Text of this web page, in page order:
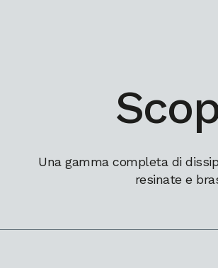
Una gamma completa di
resinate e